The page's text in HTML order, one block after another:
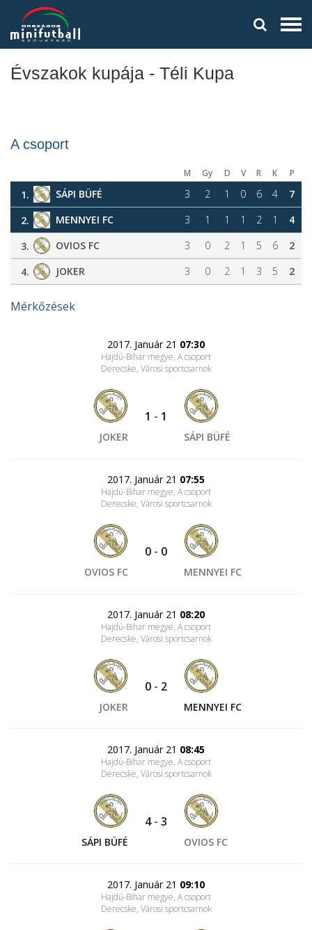
Évszakok kupája - Téli Kupa
A csoport
M Gy D V R K P
1. SÁPI BÜFÉ 3 2 1 0 6 4
7
2.
MENNYEI FC 3 1 1 1 2 1
4
3.
OVIOS FC 3 0 2 1 5 6
2
4.
JOKER 3 0 2 1 3 5 2
Mérkőzések
2017. Január 21 07:30
Hajdú-Bihar megye, A csoport
Derecske, Városi sportcsarnok
JOKER
1 - 1
SÁPI BÜFÉ
2017. Január 21 07:55
Hajdú-Bihar megye, A csoport
Derecske, Városi sportcsarnok
OVIOS FC
0 - 0
MENNYEI FC
2017. Január 21 08:20
Hajdú-Bihar megye, A csoport
Derecske, Városi sportcsarnok
JOKER
0 - 2
MENNYEI FC
2017. Január 21 08:45
Hajdú-Bihar megye, A csoport
Derecske, Városi sportcsarnok
SÁPI BÜFÉ
4- 3
OVIOS FC
2017. Január 21 09:10
Hajdú-Bihar megye, A csoport
Derecske, Városi sportcsarnok